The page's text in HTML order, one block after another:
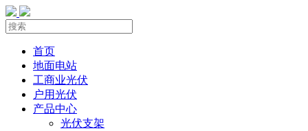
首页
地面电站
工商业光伏
户用光伏
产品中心
光伏支架